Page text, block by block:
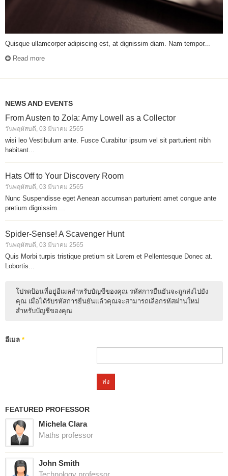
Quisque ullamcorper adipiscing est, at dignissim diam. Nam tempor...
Read more
NEWS AND EVENTS
From Austen to Zola: Amy Lowell as a Collector
วันพฤหัสบดี, 03 มีนาคม 2565
wisi leo Vestibulum ante. Fusce Curabitur ipsum vel sit parturient nibh
habitant...
Hats Off to Your Discovery Room
วันพฤหัสบดี, 03 มีนาคม 2565
Nunc Suspendisse eget Aenean accumsan parturient amet congue ante
pretium dignissim....
Spider-Sense! A Scavenger Hunt
วันพฤหัสบดี, 03 มีนาคม 2565
Quis Morbi turpis tristique pretium sit Lorem et Pellentesque Donec at.
Lobortis...
โปรดป้อนที่อยู่อีเมลสำหรับบัญชีของคุณ รหัสการยืนยันจะถูกส่งไปยัง
คุณ เมื่อได้รับรหัสการยืนยันแล้วคุณจะสามารถเลือกรหัสผ่านใหม่
สำหรับบัญชีของคุณ
อีเมล *
ส่ง
FEATURED PROFESSOR
Michela Clara
Maths professor
John Smith
Technology professor